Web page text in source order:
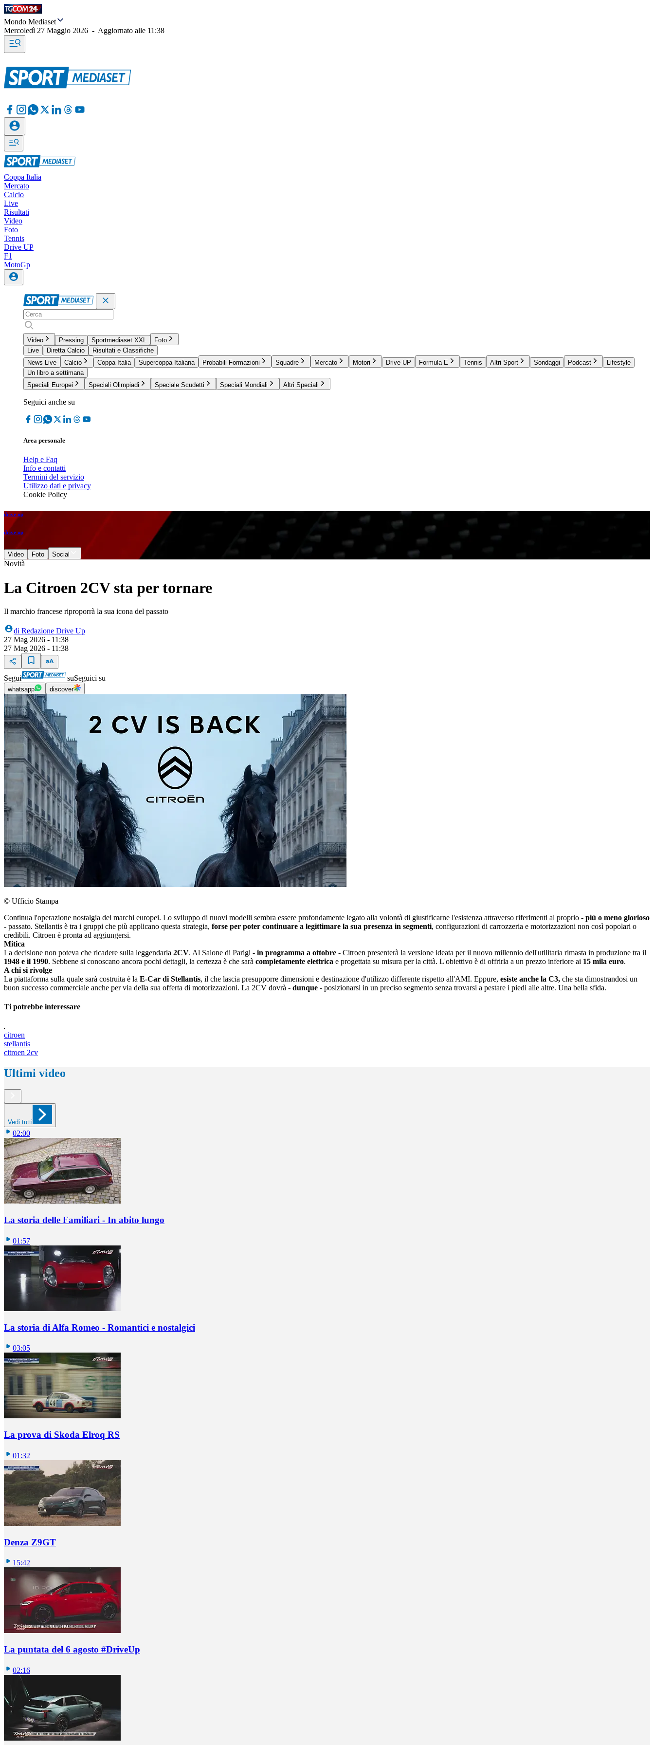
Mondo Mediaset
Mercoledì 27 Maggio 2026 - Aggiornato alle 11:38
Coppa Italia
Mercato
Calcio
Live
Risultati
Video
Foto
Tennis
Drive UP
F1
MotoGp
Video Pressing Sportmediaset XXL
Foto
Live
Diretta Calcio
Risultati e Classifiche
News Live
Calcio Coppa Italia Supercoppa Italiana Probabili Formazioni Squadre Mercato Motori Drive UP Formula E Tennis Altri Sport Sondaggi Podcast
Lifestyle
Un libro a settimana
Speciali Europei
Speciali Olimpiadi Speciale Scudetti Speciali Mondiali Altri Speciali
Seguici anche su
Area personale
Help e Faq
Info e contatti
Termini del servizio
Utilizzo dati e privacy
Cookie Policy
drive up
drive up
Video Foto Social
Novità
La Citroen 2CV sta per tornare
Il marchio francese riproporrà la sua icona del passato
di Redazione Drive Up
27 Mag 2026 - 11:38
27 Mag 2026 - 11:38
Segui suSeguici su
whatsapp discover
© Ufficio Stampa
Continua l'operazione nostalgia dei marchi europei. Lo sviluppo di nuovi modelli sembra essere profondamente legato alla volontà di giustificarne l'esistenza attraverso riferimenti al proprio - più o meno glorioso
- passato. Stellantis è tra i gruppi che più applicano questa strategia, forse per poter continuare a legittimare la sua presenza in segmenti, configurazioni di carrozzeria e motorizzazioni non così popolari o
credibili. Citroen è pronta ad aggiungersi.
Mitica
La decisione non poteva che ricadere sulla leggendaria 2CV. Al Salone di Parigi - in programma a ottobre - Citroen presenterà la versione ideata per il nuovo millennio dell'utilitaria rimasta in produzione tra il
1948 e il 1990. Sebbene si conoscano ancora pochi dettagli, la certezza è che sarà completamente elettrica e progettata su misura per la città. L'obiettivo è di offrirla a un prezzo inferiore ai 15 mila euro.
A chi si rivolge
La piattaforma sulla quale sarà costruita è la E-Car di Stellantis, il che lascia presupporre dimensioni e destinazione d'utilizzo differente rispetto all'AMI. Eppure, esiste anche la C3, che sta dimostrandosi un
buon successo commerciale anche per via della sua offerta di motorizzazioni. La 2CV dovrà - dunque - posizionarsi in un preciso segmento senza trovarsi a pestare i piedi alle altre. Una bella sfida.
Ti potrebbe interessare
citroen
stellantis
citroen 2cv
Ultimi video
Vedi tutti
02:00
La storia delle Familiari - In abito lungo
01:57
La storia di Alfa Romeo - Romantici e nostalgici
03:05
La prova di Skoda Elroq RS
01:32
Denza Z9GT
15:42
La puntata del 6 agosto #DriveUp
02:16